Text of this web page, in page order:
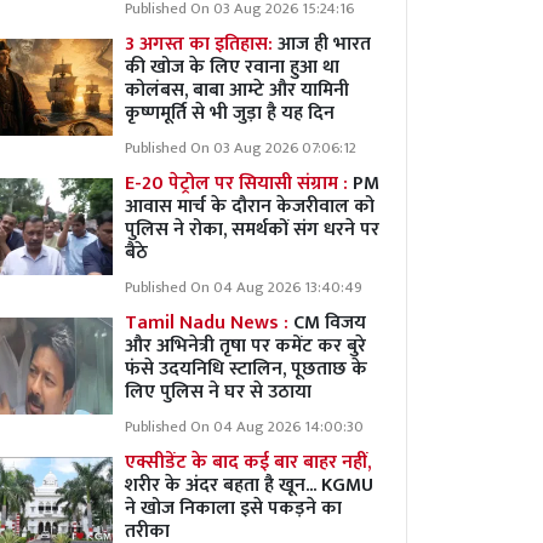
Published On 03 Aug 2026 15:24:16
3 अगस्त का इतिहास:आज ही भारत
की खोज के लिए रवाना हुआ था
कोलंबस, बाबा आम्टे और यामिनी
कृष्णमूर्ति से भी जुड़ा है यह दिन
Published On 03 Aug 2026 07:06:12
E-20 पेट्रोल पर सियासी संग्राम : PM
आवास मार्च के दौरान केजरीवाल को
पुलिस ने रोका, समर्थकों संग धरने पर
बैठे
Published On 04 Aug 2026 13:40:49
Tamil Nadu News : CM विजय
और अभिनेत्री तृषा पर कमेंट कर बुरे
फंसे उदयनिधि स्टालिन, पूछताछ के
लिए पुलिस ने घर से उठाया
Published On 04 Aug 2026 14:00:30
एक्सीडेंट के बाद कई बार बाहर नहीं,
शरीर के अंदर बहता है खून... KGMU
ने खोज निकाला इसे पकड़ने का
तरीका